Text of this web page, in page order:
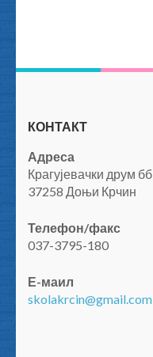
КОНТАКТ
Адреса
Крагујевачки друм бб
37258 Доњи Крчин
Телефон/факс
037-3795-180
Е-маил
skolakrcin@gmail.com